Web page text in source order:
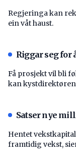
Regjeringa kan
ein våt haust.
Riggar seg for
Få prosjekt vil bli
kan
Satser nye
Hentet
framtidig vekst,